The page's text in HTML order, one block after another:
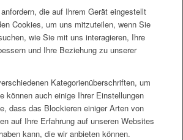
die auf Ihrem Gerät eingestellt
Cookies, um uns mitzuteilen, wenn Sie
wie Sie mit uns interagieren, Ihre
und Ihre Beziehung zu unserer
Kategorienüberschriften, um
können auch einige Ihrer Einstellungen
dass das Blockieren einiger Arten von
auf Ihre Erfahrung auf unseren Websites
kann, die wir anbieten können.